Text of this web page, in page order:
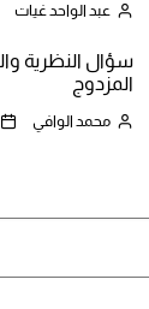
عبد الواحد غيات
سؤال النظرية
المزدوج
محمد الوافي